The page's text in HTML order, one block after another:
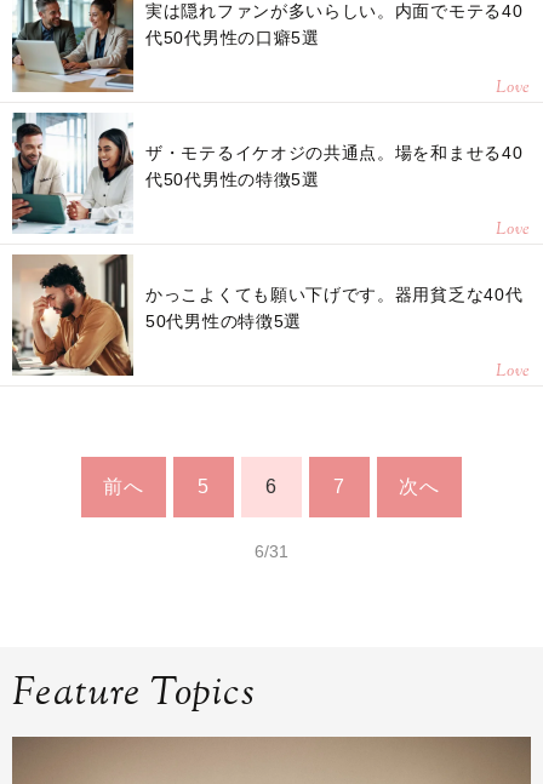
実は隠れファンが多いらしい。内面でモテる40
代50代男性の口癖5選
Love
ザ・モテるイケオジの共通点。場を和ませる40
代50代男性の特徴5選
Love
かっこよくても願い下げです。器用貧乏な40代
50代男性の特徴5選
Love
前へ 5 6 7 次へ
6/31
Feature Topics